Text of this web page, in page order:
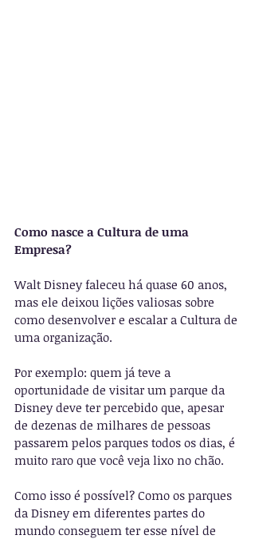
Como nasce a Cultura de uma
Empresa?
Walt Disney faleceu há quase 60 anos,
mas ele deixou lições valiosas sobre
como desenvolver e escalar a Cultura de
uma organização.
Por exemplo: quem já teve a
oportunidade de visitar um parque da
Disney deve ter percebido que, apesar
de dezenas de milhares de pessoas
passarem pelos parques todos os dias, é
muito raro que você veja lixo no chão.
Como isso é possível? Como os parques
da Disney em diferentes partes do
mundo conseguem ter esse nível de